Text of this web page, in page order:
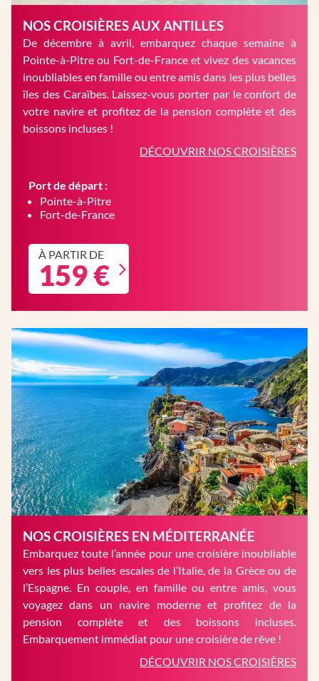
NOS CROISIÈRES AUX ANTILLES
De décembre à avril, embarquez chaque semaine à
Pointe-à-Pitre ou Fort-de-France et vivez des vacances
inoubliables en famille ou entre amis dans les plus belles
îles des Caraïbes. Laissez-vous porter par le confort de
votre navire et profitez de la pension complète et des
boissons incluses !
DÉCOUVRIR NOS CROISIÈRES
Port de départ :
Pointe-à-Pitre
Fort-de-France
À PARTIR DE
159 €
NOS CROISIÈRES EN MÉDITERRANÉE
Embarquez toute l’année pour une croisière inoubliable
vers les plus belles escales de l’Italie, de la Grèce ou de
l’Espagne. En couple, en famille ou entre amis, vous
voyagez dans un navire moderne et profitez de la
pension complète et des boissons incluses.
Embarquement immédiat pour une croisière de rêve !
DÉCOUVRIR NOS CROISIÈRES